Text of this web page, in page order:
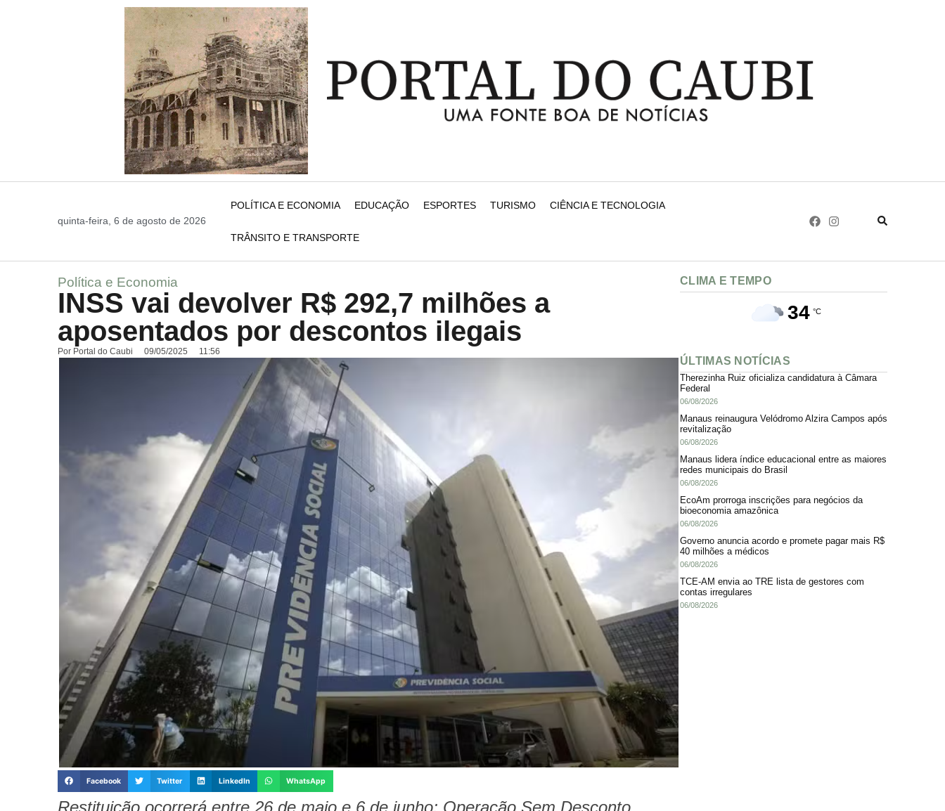
quinta-feira, 6 de agosto de 2026
POLÍTICA E ECONOMIA EDUCAÇÃO ESPORTES TURISMO CIÊNCIA E TECNOLOGIA
TRÂNSITO E TRANSPORTE
Política e Economia
INSS vai devolver R$ 292,7 milhões a
aposentados por descontos ilegais
Por Portal do Caubi 09/05/2025 11:56
Facebook Twitter LinkedIn WhatsApp
Restituição ocorrerá entre 26 de maio e 6 de junho; Operação Sem Desconto
CLIMA E TEMPO
34 °C
ÚLTIMAS NOTÍCIAS
Therezinha Ruiz oficializa candidatura à Câmara
Federal
06/08/2026
Manaus reinaugura Velódromo Alzira Campos após
revitalização
06/08/2026
Manaus lidera índice educacional entre as maiores
redes municipais do Brasil
06/08/2026
EcoAm prorroga inscrições para negócios da
bioeconomia amazônica
06/08/2026
Governo anuncia acordo e promete pagar mais R$
40 milhões a médicos
06/08/2026
TCE-AM envia ao TRE lista de gestores com
contas irregulares
06/08/2026